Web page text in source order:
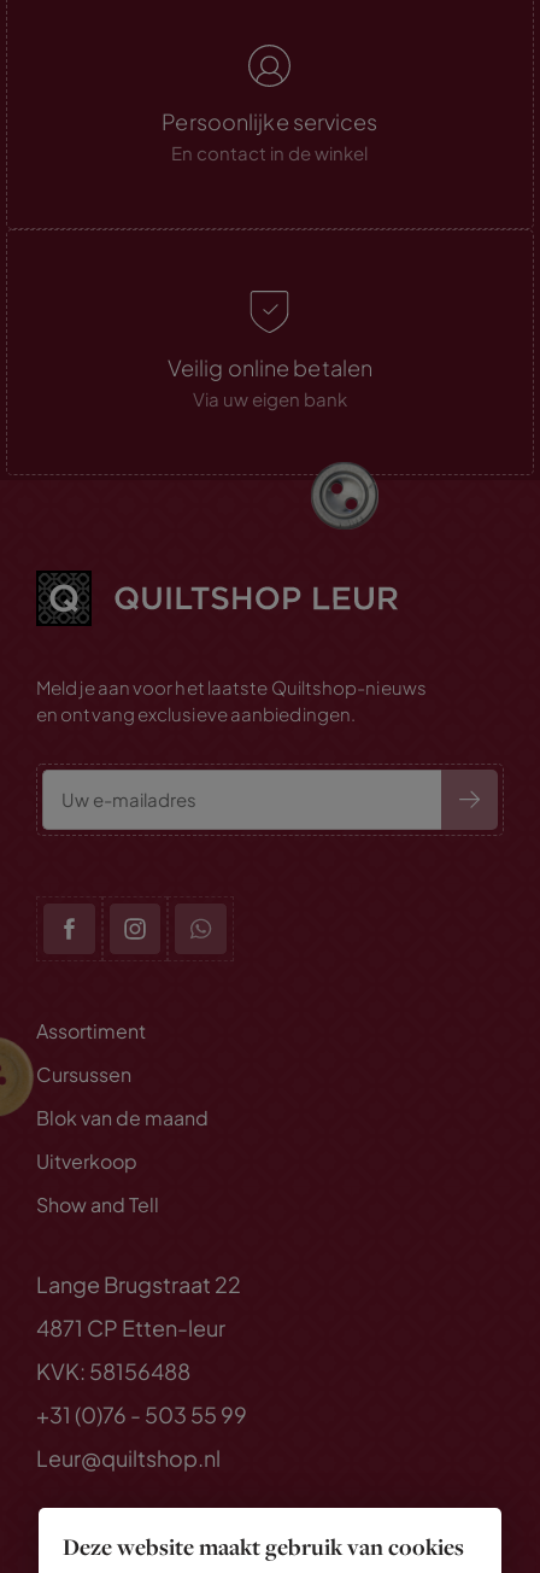
Deze website maakt gebruik van cookies
Persoonlijke services
En contact in de winkel
Veilig online betalen
Via uw eigen bank
Meld je aan voor het laatste Quiltshop-nieuws
en ontvang exclusieve aanbiedingen.
Assortiment
Cursussen
Blok van de maand
Uitverkoop
Show and Tell
Lange Brugstraat 22
4871 CP Etten-leur
KVK: 58156488
+31 (0)76 - 503 55 99
Leur@quiltshop.nl